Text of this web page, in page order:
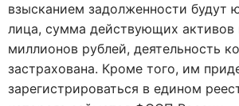
взысканием задолженности будут
лица, сумма действующих активов
миллионов рублей, деятельность
застрахована. Кроме того, им
зарегистрироваться в едином